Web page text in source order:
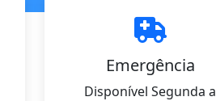
Emergência
Disponível Segunda a